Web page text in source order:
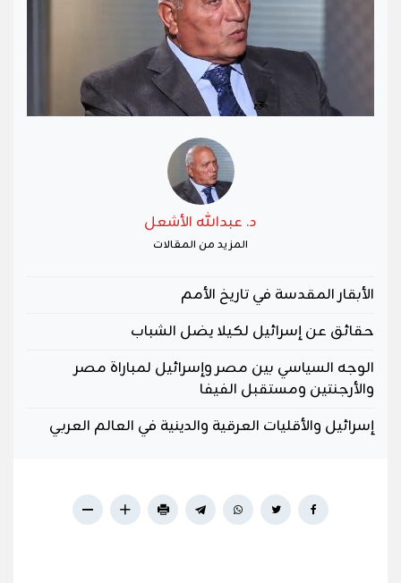
د. عبدالله الأشعل
المزيد من المقالات
الأبقار المقدسة في تاريخ الأمم
حقائق عن إسرائيل لكيلا يضل الشباب
الوجه السياسي بين مصر وإسرائيل لمباراة مصر
والأرجنتين ومستقبل الفيفا
إسرائيل والأقليات العرقية والدينية في العالم العربي